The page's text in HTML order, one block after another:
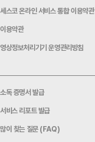
세스코 온라인 서비스 통합 이용약관
이용약관
영상정보처리기기 운영관리방침
소독 증명서 발급
서비스 리포트 발급
많이 찾는 질문 (FAQ)